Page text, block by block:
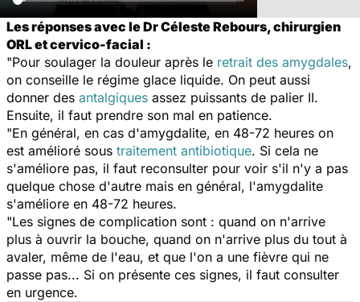
Les réponses avec le Dr Céleste Rebours, chirurgien
ORL et cervico-facial :
"Pour soulager la douleur après le retrait des amygdales,
on conseille le régime glace liquide. On peut aussi
donner des antalgiques assez puissants de palier II.
Ensuite, il faut prendre son mal en patience.
"En général, en cas d'amygdalite, en 48-72 heures on
est amélioré sous traitement antibiotique. Si cela ne
s'améliore pas, il faut reconsulter pour voir s'il n'y a pas
quelque chose d'autre mais en général, l'amygdalite
s'améliore en 48-72 heures.
"Les signes de complication sont : quand on n'arrive
plus à ouvrir la bouche, quand on n'arrive plus du tout à
avaler, même de l'eau, et que l'on a une fièvre qui ne
passe pas... Si on présente ces signes, il faut consulter
en urgence.